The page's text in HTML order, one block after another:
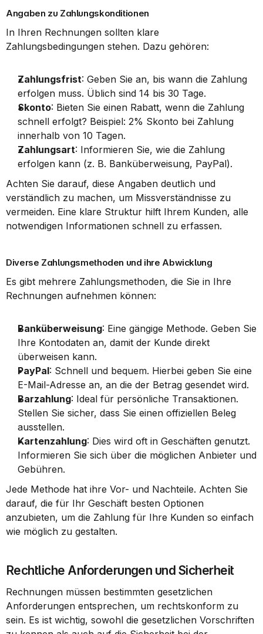
Angaben zu Zahlungskonditionen
In Ihren Rechnungen sollten klare
Zahlungsbedingungen stehen. Dazu gehören:
Zahlungsfrist: Geben Sie an, bis wann die Zahlung
erfolgen muss. Üblich sind 14 bis 30 Tage.
Skonto: Bieten Sie einen Rabatt, wenn die Zahlung
schnell erfolgt? Beispiel: 2% Skonto bei Zahlung
innerhalb von 10 Tagen.
Zahlungsart: Informieren Sie, wie die Zahlung
erfolgen kann (z. B. Banküberweisung, PayPal).
Achten Sie darauf, diese Angaben deutlich und
verständlich zu machen, um Missverständnisse zu
vermeiden. Eine klare Struktur hilft Ihrem Kunden, alle
notwendigen Informationen schnell zu erfassen.
Diverse Zahlungsmethoden und ihre Abwicklung
Es gibt mehrere Zahlungsmethoden, die Sie in Ihre
Rechnungen aufnehmen können:
Banküberweisung: Eine gängige Methode. Geben Sie
Ihre Kontodaten an, damit der Kunde direkt
überweisen kann.
PayPal: Schnell und bequem. Hierbei geben Sie eine
E-Mail-Adresse an, an die der Betrag gesendet wird.
Barzahlung: Ideal für persönliche Transaktionen.
Stellen Sie sicher, dass Sie einen offiziellen Beleg
ausstellen.
Kartenzahlung: Dies wird oft in Geschäften genutzt.
Informieren Sie sich über die möglichen Anbieter und
Gebühren.
Jede Methode hat ihre Vor- und Nachteile. Achten Sie
darauf, die für Ihr Geschäft besten Optionen
anzubieten, um die Zahlung für Ihre Kunden so einfach
wie möglich zu gestalten.
Rechtliche Anforderungen und Sicherheit
Rechnungen müssen bestimmten gesetzlichen
Anforderungen entsprechen, um rechtskonform zu
sein. Es ist wichtig, sowohl die gesetzlichen Vorschriften